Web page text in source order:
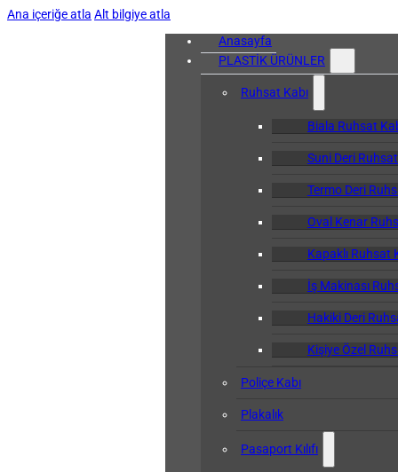
Ana içeriğe atla Alt bilgiye atla
Anasayfa
PLASTİK ÜRÜNLER
Ruhsat Kabı
Biala Ruhsat
Suni Deri Ruhsat
Termo Deri
Oval Kenar
Kapaklı Ruhsat
İş Makinası
Hakiki Deri
Kişiye Özel
Poliçe Kabı
Plakalık
Pasaport Kılıfı